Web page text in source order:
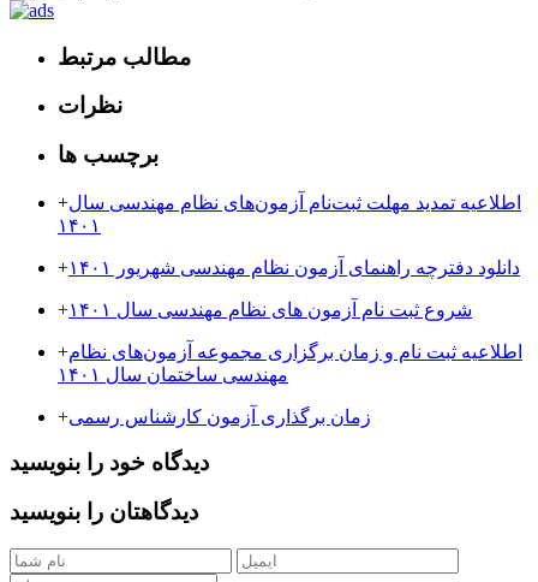
مطالب مرتبط
نظرات
برچسب ها
+اطلاعیه تمدید مهلت ثبت‌نام آزمون‌های نظام مهندسی سال
۱۴۰۱
+ دانلود دفترچه راهنمای آزمون نظام مهندسی شهریور ۱۴۰۱
+ شروع ثبت نام آزمون های نظام مهندسی سال ۱۴۰۱
+اطلاعیه ثبت نام و زمان برگزاری مجموعه آزمون‌های نظام
مهندسی ساختمان سال ۱۴۰۱
+زمان برگذاری آزمون کارشناس رسمی
دیدگاه خود را بنویسید
دیدگاهتان را بنویسید